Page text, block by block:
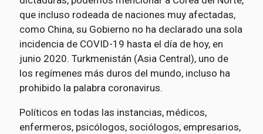
que incluso rodeada de naciones muy afectadas,
como China, su Gobierno no ha declarado una sola
incidencia de COVID-19 hasta el día de hoy, en
junio 2020. Turkmenistán (Asia Central), uno de
los regímenes más duros del mundo, incluso ha
prohibido la palabra coronavirus.
Políticos en todas las instancias, médicos,
enfermeros, psicólogos, sociólogos, empresarios,